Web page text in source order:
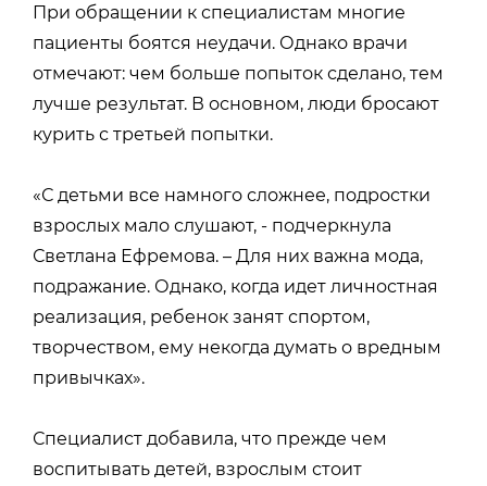
При обращении к специалистам многие
пациенты боятся неудачи. Однако врачи
отмечают: чем больше попыток сделано, тем
лучше результат. В основном, люди бросают
курить с третьей попытки.
«С детьми все намного сложнее, подростки
взрослых мало слушают, - подчеркнула
Светлана Ефремова. – Для них важна мода,
подражание. Однако, когда идет личностная
реализация, ребенок занят спортом,
творчеством, ему некогда думать о вредным
привычках».
Специалист добавила, что прежде чем
воспитывать детей, взрослым стоит